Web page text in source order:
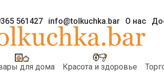
561427 info@tolkuchka.bar О нас
для дома Красота и здоровье